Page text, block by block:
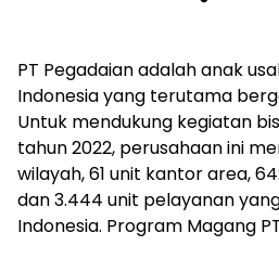
PT Pegadaian adalah anak
Indonesia yang terutama
Untuk mendukung kegiatan
tahun 2022, perusahaan ini
wilayah, 61 unit kantor area,
dan 3.444 unit pelayanan
Indonesia. Program Magang